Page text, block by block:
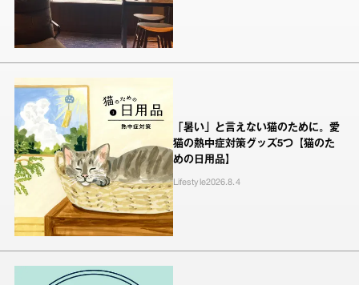
「暑い」と言えない猫のために。愛
猫の熱中症対策グッズ5つ【猫のた
めの日用品】
Lifestyle2026.8.4